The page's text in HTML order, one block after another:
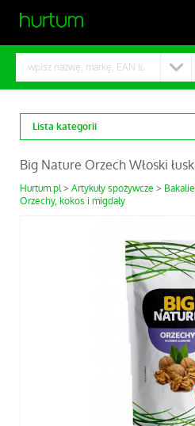
Lista kategorii
Big Nature Orzech Włoski
Hurtum.pl Artykuły spożywcze
Orzechy, kokos i migdały